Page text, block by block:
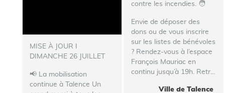
contre les incendies. ‍🧑‍
Envie de déposer des
dons ou de vous inscrire
sur les listes de bénévoles
? Rendez-vous à l’espace
François Mauriac en
continu jusqu’à 19h. Retr...
Ville de Talence
MISE À JOUR I
DIMANCHE 26 JUILLET
📢 La mobilisation
continue à Talence Un